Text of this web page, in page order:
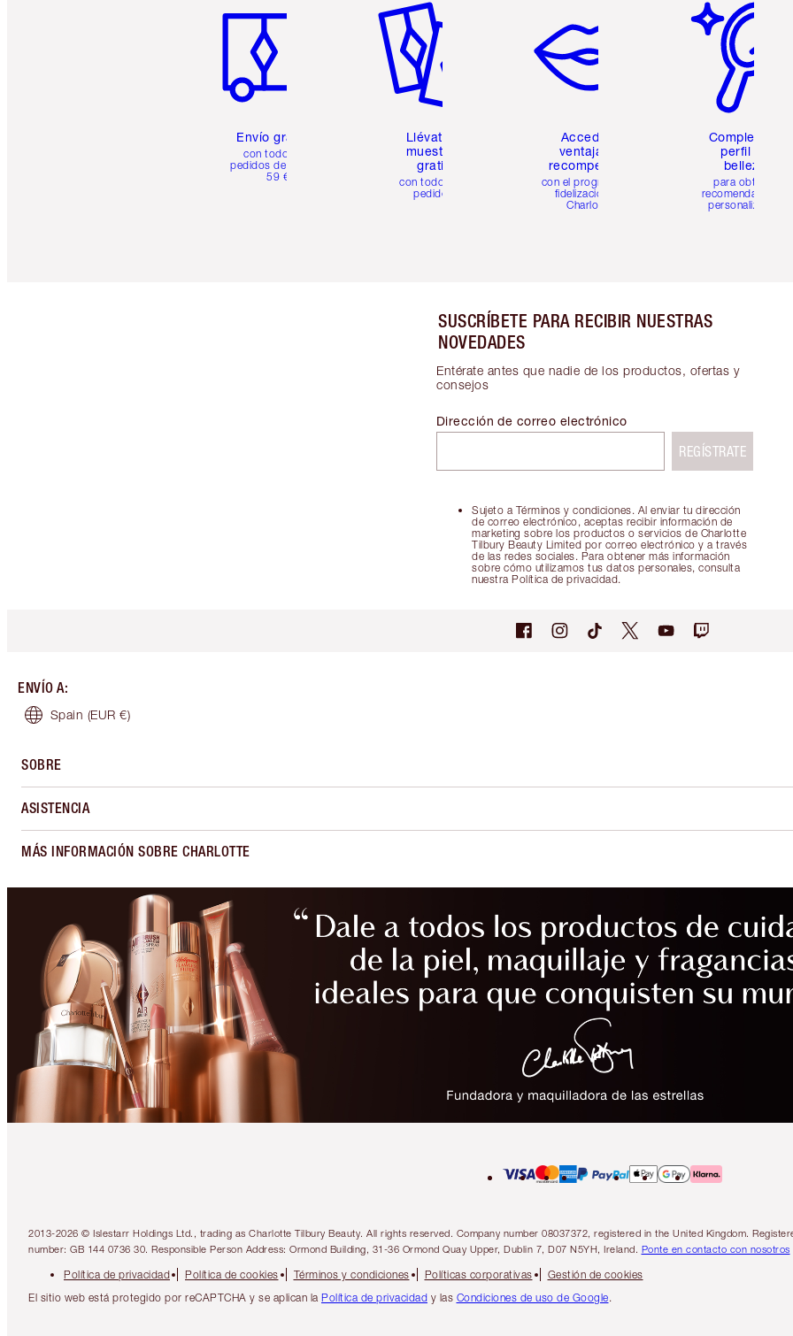
Envío gratuito
con todos los
pedidos de más de
59 €
Llévate 2
muestras
gratis
con todos los
pedidos
Accede a
ventajas y
recompensas
con el programa de
fidelización de
Charlotte
Completa tu
perfil de
belleza
para obtener
recomendaciones
personalizadas
SUSCRÍBETE PARA RECIBIR NUESTRAS
NOVEDADES
Entérate antes que nadie de los productos, ofertas y
consejos
Sujeto a Términos y condiciones. Al enviar tu dirección
de correo electrónico, aceptas recibir información de
marketing sobre los productos o servicios de Charlotte
Tilbury Beauty Limited por correo electrónico y a través
de las redes sociales. Para obtener más información
sobre cómo utilizamos tus datos personales, consulta
nuestra Política de privacidad.
Dirección de correo electrónico
REGÍSTRATE
ENVÍO A:
Spain (EUR €)
SOBRE
ASISTENCIA
MÁS INFORMACIÓN SOBRE CHARLOTTE
2013-2026 © Islestarr Holdings Ltd., trading as Charlotte Tilbury Beauty. All rights reserved. Company number 08037372, registered in the United Kingdom.
number: GB 144 0736 30. Responsible Person Address: Ormond Building, 31-36 Ormond Quay Upper, Dublin 7, D07 N5YH, Ireland.
Ponte en contacto con nosotros
Política de privacidad Política de cookies Términos y condiciones Políticas corporativas
Gestión de cookies
El sitio web está protegido por reCAPTCHA y se aplican la Política de privacidad y las Condiciones de uso de Google.